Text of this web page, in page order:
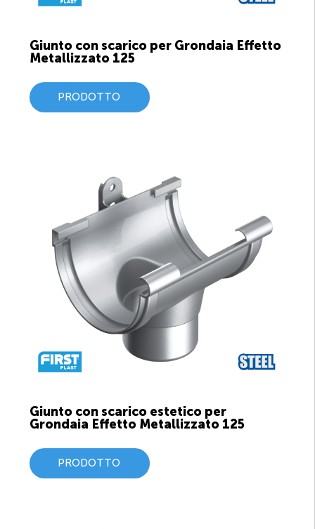
Giunto con scarico per Grondaia Effetto
Metallizzato 125
PRODOTTO
Giunto con scarico estetico per
Grondaia Effetto Metallizzato 125
PRODOTTO